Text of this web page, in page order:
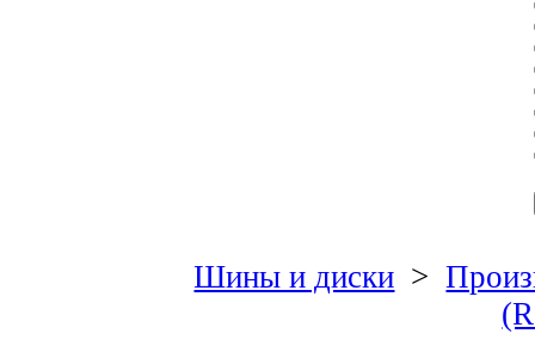
Шины и диски >